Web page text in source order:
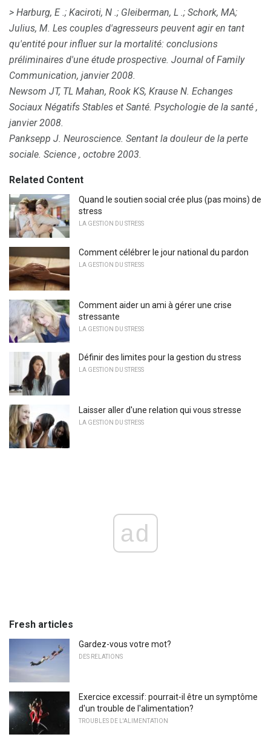
> Harburg, E .; Kaciroti, N .; Gleiberman, L .; Schork, MA;
Julius, M. Les couples d'agresseurs peuvent agir en tant
qu'entité pour influer sur la mortalité: conclusions
préliminaires d'une étude prospective. Journal of Family
Communication, janvier 2008.
Newsom JT, TL Mahan, Rook KS, Krause N. Echanges
Sociaux Négatifs Stables et Santé. Psychologie de la santé ,
janvier 2008.
Panksepp J. Neuroscience. Sentant la douleur de la perte
sociale. Science , octobre 2003.
Related Content
Quand le soutien social crée plus (pas moins) de
stress
LA GESTION DU STRESS
Comment célébrer le jour national du pardon
LA GESTION DU STRESS
Comment aider un ami à gérer une crise
stressante
LA GESTION DU STRESS
Définir des limites pour la gestion du stress
LA GESTION DU STRESS
Laisser aller d'une relation qui vous stresse
LA GESTION DU STRESS
ad
Fresh articles
Gardez-vous votre mot?
DES RELATIONS
Exercice excessif: pourrait-il être un symptôme
d'un trouble de l'alimentation?
TROUBLES DE L'ALIMENTATION